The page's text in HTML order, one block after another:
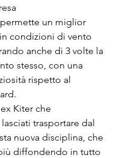
un miglior
condizioni di vento
anche di 3 volte la
stesso, con una
rispetto al
Kiter che
lasciati trasportare dal
nuova disciplina, che
diffondendo in tutto